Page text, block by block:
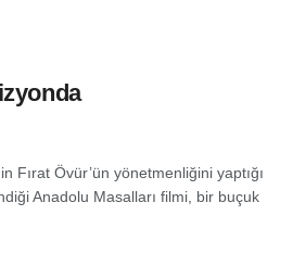
Fırat Övür’ün yönetmenliğini yaptığı
Anadolu Masalları filmi, bir buçuk